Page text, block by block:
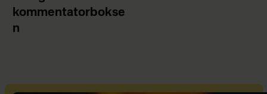
kommentatorbokse
n